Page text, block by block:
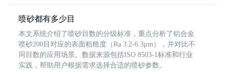
喷砂都有多少目
本文系统介绍了喷砂目数的分级标准，重点分析了铝合金
喷砂200目对应的表面粗糙度（Ra 3.2-6.3μm），并对比不
同目数的应用场景。数据来源包括ISO 8503-1标准和行业
实践，帮助用户根据需求选择合适的喷砂参数。